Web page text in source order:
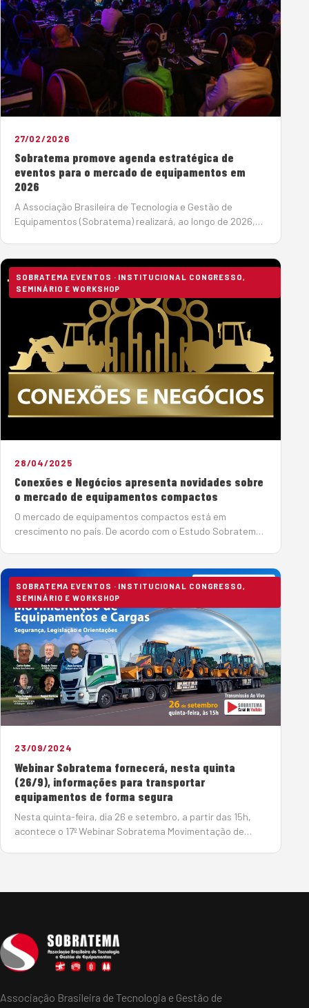
27/02/2026
Sobratema promove agenda estratégica de
eventos para o mercado de equipamentos em
2026
A Associação Brasileira de Tecnologia e Gestão de
Equipamentos (Sobratema) realizará, ao longo de 2026,
e mineraç&ati…
SOBRATEMA EVENTOS · INSTITUCIONAL CONGRESSO,
SEMINÁRIO E WORKSHOP
28/04/2025
Conexões e Negócios apresenta novidades sobre
o mercado de equipamentos compactos
O mercado de equipamentos compactos está em
crescimento no país. De acordo com o Estudo Sobratema
elevação nas vendas de equipa…
SOBRATEMA EVENTOS · INSTITUCIONAL CONGRESSO,
SEMINÁRIO E WORKSHOP
23/09/2024
Webinar Sobratema fornecerá, nesta quinta
(26/9), informações para transportar
equipamentos de forma segura
Nesta quinta-feira, dia 26 e setembro, a partir das 15h,
acontece o 17º Webinar Sobratema Movimentação de
Associação Brasileira de Tecnologia e Gestão de